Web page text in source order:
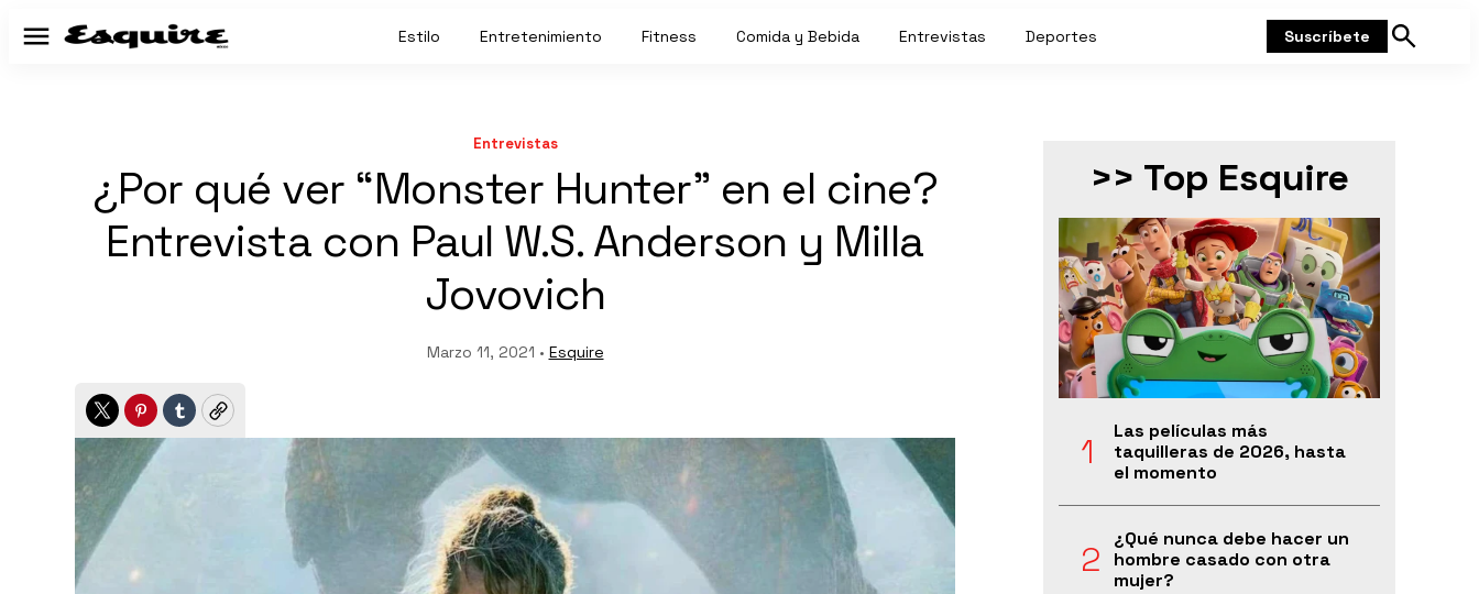
Menú Estilo Entretenimiento Fitness Comida y Bebida Entrevistas Deportes Suscríbete
Mostrar
Entrevistas
¿Por qué ver “Monster Hunter” en el cine?
Entrevista con Paul W.S. Anderson y Milla
Jovovich
Marzo 11, 2021 • Esquire
TwitterPinterest
TumblrCopy
>> Top Esquire
Las películas más
taquilleras de 2026, hasta
el momento
¿Qué nunca debe hacer un
hombre casado con otra
mujer?